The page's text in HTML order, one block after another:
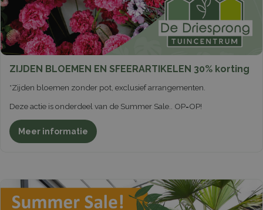
ZIJDEN BLOEMEN EN SFEERARTIKELEN 30% korting
*Zijden bloemen zonder pot, exclusief arrangementen.
Deze actie is onderdeel van de Summer Sale.. OP=OP!
Meer informatie